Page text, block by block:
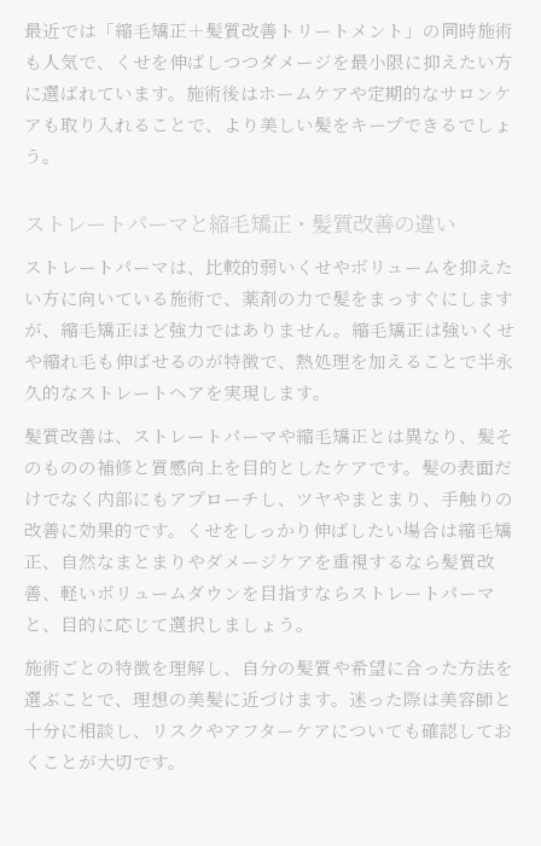
最近では「縮毛矯正＋髪質改善トリートメント」の同時施術
も人気で、くせを伸ばしつつダメージを最小限に抑えたい方
に選ばれています。施術後はホームケアや定期的なサロンケ
アも取り入れることで、より美しい髪をキープできるでしょ
う。
ストレートパーマと縮毛矯正・髪質改善の違い
ストレートパーマは、比較的弱いくせやボリュームを抑えた
い方に向いている施術で、薬剤の力で髪をまっすぐにします
が、縮毛矯正ほど強力ではありません。縮毛矯正は強いくせ
や縮れ毛も伸ばせるのが特徴で、熱処理を加えることで半永
久的なストレートヘアを実現します。
髪質改善は、ストレートパーマや縮毛矯正とは異なり、髪そ
のものの補修と質感向上を目的としたケアです。髪の表面だ
けでなく内部にもアプローチし、ツヤやまとまり、手触りの
改善に効果的です。くせをしっかり伸ばしたい場合は縮毛矯
正、自然なまとまりやダメージケアを重視するなら髪質改
善、軽いボリュームダウンを目指すならストレートパーマ
と、目的に応じて選択しましょう。
施術ごとの特徴を理解し、自分の髪質や希望に合った方法を
選ぶことで、理想の美髪に近づけます。迷った際は美容師と
十分に相談し、リスクやアフターケアについても確認してお
くことが大切です。